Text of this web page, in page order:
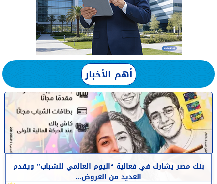
أهم الأخبار
بنك مصر يشارك في فعالية “اليوم العالمي للشباب” ويقدم
العديد من العروض...